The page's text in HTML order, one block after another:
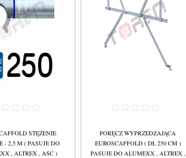
STĘŻENIE
- 2,5 M ( PASUJE DO
, ALTREX , ASC )
PORĘCZ WYPRZEDZAJĄCA
EUROSCAFFOLD ( DŁ 250 CM )
PASUJE DO ALUMEXX , ALTREX ,